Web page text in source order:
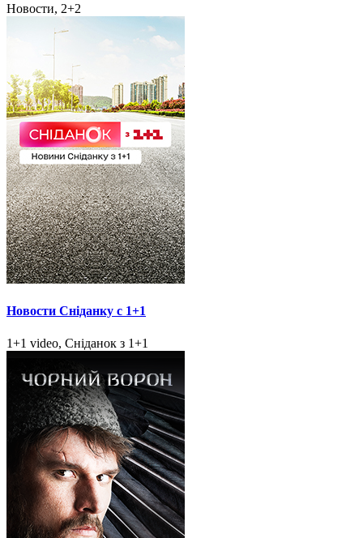
Новости, 2+2
Новости Сніданку с 1+1
1+1 video, Сніданок з 1+1